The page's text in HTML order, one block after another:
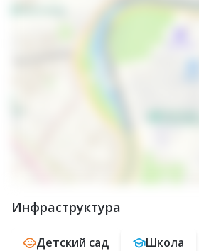
Инфраструктура
Детский сад Школа